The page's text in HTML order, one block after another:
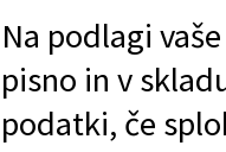
Na podlagi
pisno in v
podatki, če